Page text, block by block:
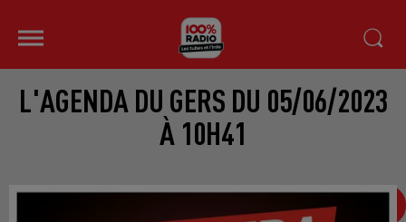
L'AGENDA DU GERS DU 05/06/2023
À 10H41